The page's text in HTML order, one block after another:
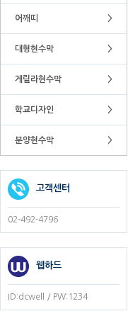
어깨띠 >
대형현수막 >
게릴라현수막 >
학교디자인 >
분양현수막 >
고객센터
02-492-4796
웹하드
ID:dcwell / PW:1234